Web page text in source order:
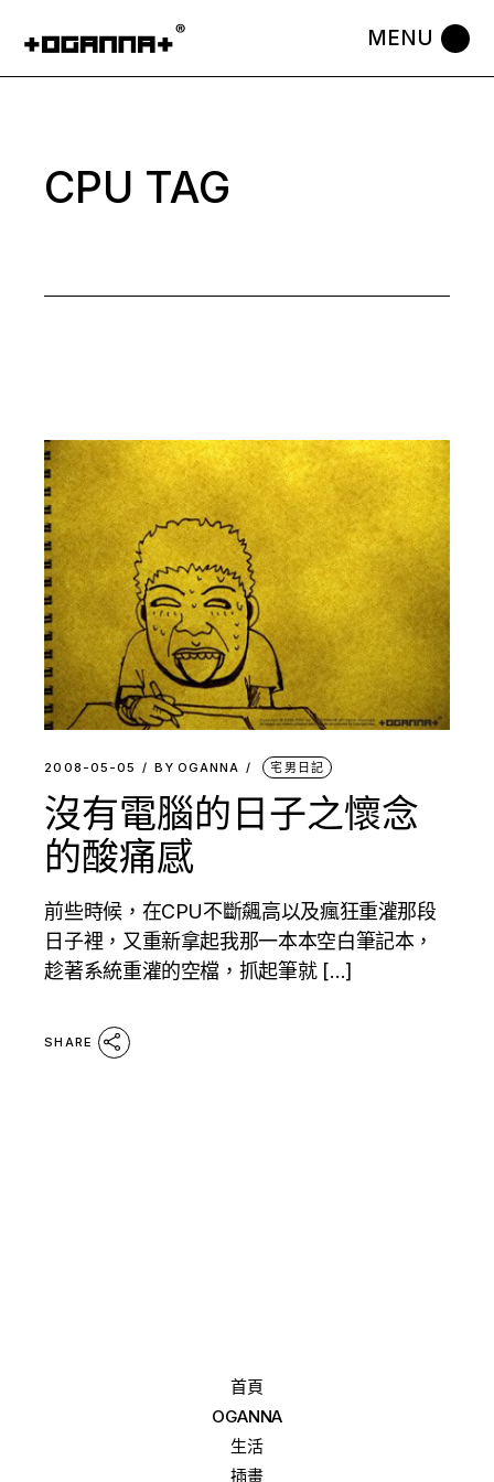
the
CPU TAG
2008-05-05 BY OGANNA 宅男日記
沒有電腦的日子之懷念
的酸痛感
前些時候，在CPU不斷飆高以及瘋狂重灌那段
日子裡，又重新拿起我那一本本空白筆記本，
趁著系統重灌的空檔，抓起筆就 […]
SHARE
首頁
OGANNA
生活
插畫